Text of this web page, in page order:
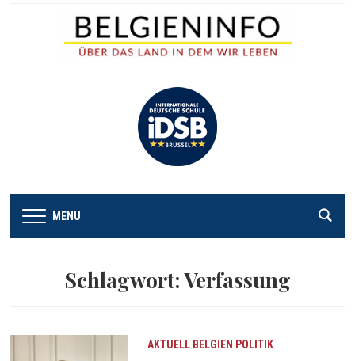
MENU
Schlagwort:Verfassung
AKTUELL BELGIEN POLITIK